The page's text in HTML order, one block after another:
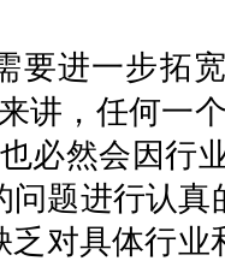
要进一步拓
讲，任何一
必然会因行
题进行认
对具体行